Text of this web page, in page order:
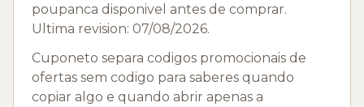
poupanca disponivel antes de comprar.
Ultima revision: 07/08/2026.
Cuponeto separa codigos promocionais de
ofertas sem codigo para saberes quando
copiar algo e quando abrir apenas a